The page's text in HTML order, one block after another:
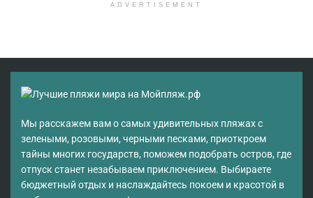
ADVERTISEMENT
Мы расскажем вам о самых удивительных пляжах с
зелеными, розовыми, черными песками, приоткроем
тайны многих государств, поможем подобрать остров, где
отпуск станет незабываем приключением. Выбираете
бюджетный отдых и наслаждайтесь покоем и красотой в